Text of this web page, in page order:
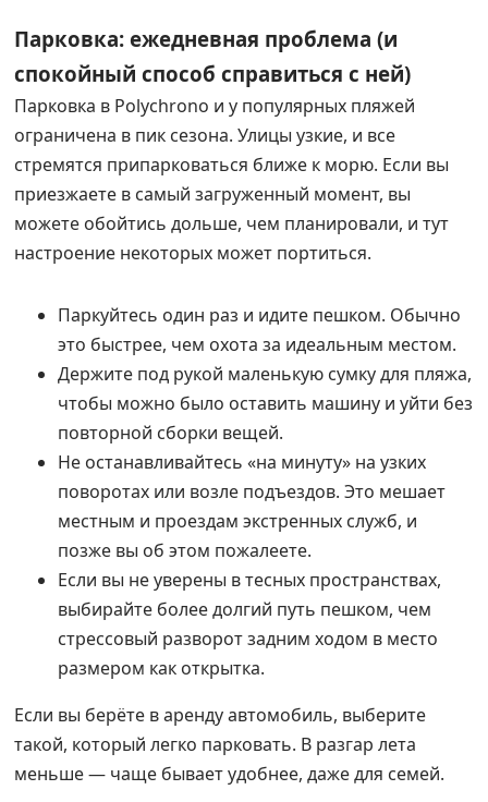
Парковка: ежедневная проблема (и
спокойный способ справиться с ней)
Парковка в Polychrono и у популярных пляжей
ограничена в пик сезона. Улицы узкие, и все
стремятся припарковаться ближе к морю. Если вы
приезжаете в самый загруженный момент, вы
можете обойтись дольше, чем планировали, и тут
настроение некоторых может портиться.
Паркуйтесь один раз и идите пешком. Обычно
это быстрее, чем охота за идеальным местом.
Держите под рукой маленькую сумку для пляжа,
чтобы можно было оставить машину и уйти без
повторной сборки вещей.
Не останавливайтесь «на минуту» на узких
поворотах или возле подъездов. Это мешает
местным и проездам экстренных служб, и
позже вы об этом пожалеете.
Если вы не уверены в тесных пространствах,
выбирайте более долгий путь пешком, чем
стрессовый разворот задним ходом в место
размером как открытка.
Если вы берёте в аренду автомобиль, выберите
такой, который легко парковать. В разгар лета
меньше — чаще бывает удобнее, даже для семей.